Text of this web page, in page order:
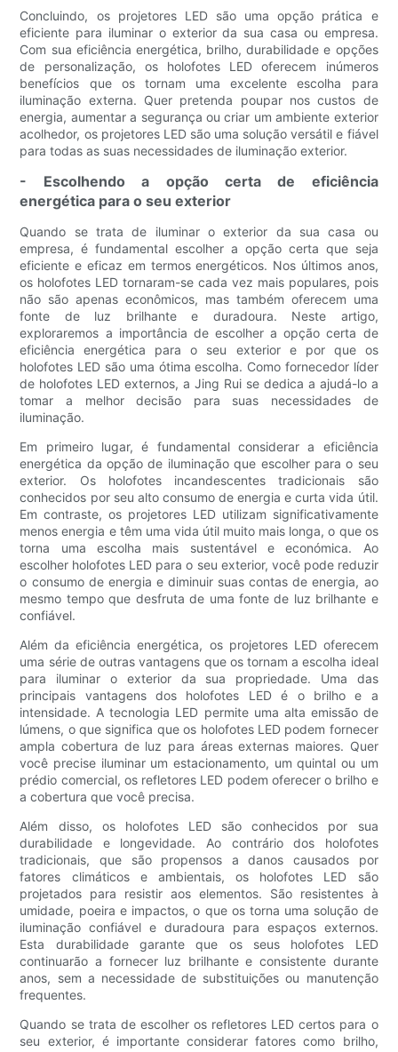
Concluindo, os projetores LED são uma opção prática e
eficiente para iluminar o exterior da sua casa ou empresa.
Com sua eficiência energética, brilho, durabilidade e opções
de personalização, os holofotes LED oferecem inúmeros
benefícios que os tornam uma excelente escolha para
iluminação externa. Quer pretenda poupar nos custos de
energia, aumentar a segurança ou criar um ambiente exterior
acolhedor, os projetores LED são uma solução versátil e fiável
para todas as suas necessidades de iluminação exterior.
- Escolhendo a opção certa de eficiência
energética para o seu exterior
Quando se trata de iluminar o exterior da sua casa ou
empresa, é fundamental escolher a opção certa que seja
eficiente e eficaz em termos energéticos. Nos últimos anos,
os holofotes LED tornaram-se cada vez mais populares, pois
não são apenas econômicos, mas também oferecem uma
fonte de luz brilhante e duradoura. Neste artigo,
exploraremos a importância de escolher a opção certa de
eficiência energética para o seu exterior e por que os
holofotes LED são uma ótima escolha. Como fornecedor líder
de holofotes LED externos, a Jing Rui se dedica a ajudá-lo a
tomar a melhor decisão para suas necessidades de
iluminação.
Em primeiro lugar, é fundamental considerar a eficiência
energética da opção de iluminação que escolher para o seu
exterior. Os holofotes incandescentes tradicionais são
conhecidos por seu alto consumo de energia e curta vida útil.
Em contraste, os projetores LED utilizam significativamente
menos energia e têm uma vida útil muito mais longa, o que os
torna uma escolha mais sustentável e económica. Ao
escolher holofotes LED para o seu exterior, você pode reduzir
o consumo de energia e diminuir suas contas de energia, ao
mesmo tempo que desfruta de uma fonte de luz brilhante e
confiável.
Além da eficiência energética, os projetores LED oferecem
uma série de outras vantagens que os tornam a escolha ideal
para iluminar o exterior da sua propriedade. Uma das
principais vantagens dos holofotes LED é o brilho e a
intensidade. A tecnologia LED permite uma alta emissão de
lúmens, o que significa que os holofotes LED podem fornecer
ampla cobertura de luz para áreas externas maiores. Quer
você precise iluminar um estacionamento, um quintal ou um
prédio comercial, os refletores LED podem oferecer o brilho e
a cobertura que você precisa.
Além disso, os holofotes LED são conhecidos por sua
durabilidade e longevidade. Ao contrário dos holofotes
tradicionais, que são propensos a danos causados ​​por
fatores climáticos e ambientais, os holofotes LED são
projetados para resistir aos elementos. São resistentes à
umidade, poeira e impactos, o que os torna uma solução de
iluminação confiável e duradoura para espaços externos.
Esta durabilidade garante que os seus holofotes LED
continuarão a fornecer luz brilhante e consistente durante
anos, sem a necessidade de substituições ou manutenção
frequentes.
Quando se trata de escolher os refletores LED certos para o
seu exterior, é importante considerar fatores como brilho,